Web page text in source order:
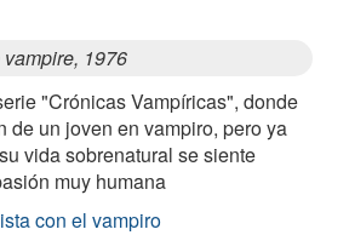
1976
"Crónicas Vampíricas", donde
de un joven en vampiro, pero ya
vida sobrenatural se siente
muy humana
con el vampiro